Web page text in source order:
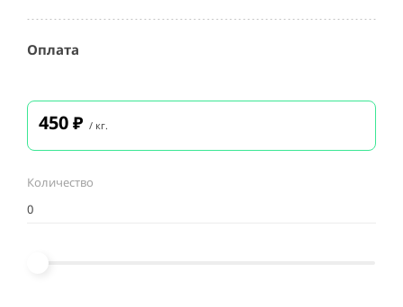
Оплата
450₽ / кг.
Количество